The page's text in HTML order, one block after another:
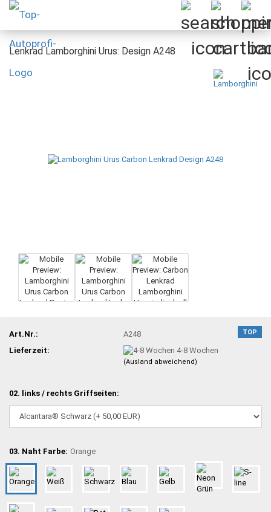
Lenkrad Lamborghini Urus: Design A248
TOP
Art.Nr.:
A248
Lieferzeit:
4-8 Wochen
(Ausland abweichend)
02. links / rechts Griffseiten:
03. Naht Farbe: Orange